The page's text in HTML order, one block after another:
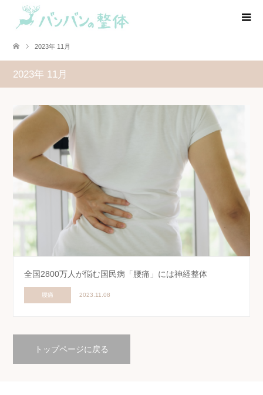
2023年 11月
2023年 11月
全国2800万人が悩む国民病「腰痛」には神経整体
腰痛 2023.11.08
トップページに戻る